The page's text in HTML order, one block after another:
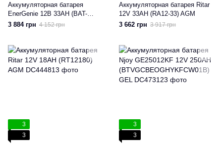
Аккумуляторная батарея
EnerGenie 12В 33AH (BAT-
12V33AH) AGM
3 884 грн 4 152 грн
Аккумуляторная батарея Ritar
12V 33AH (RA12-33) AGM
3 662 грн 3 917 грн
3
3
3
3